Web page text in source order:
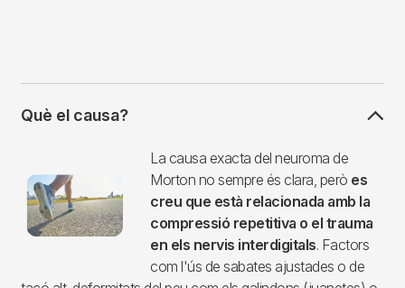
Què el causa?
La causa exacta del neuroma de
Morton no sempre és clara, però es
creu que està relacionada amb la
compressió repetitiva o el trauma
en els nervis interdigitals. Factors
com l'ús de sabates ajustades o de